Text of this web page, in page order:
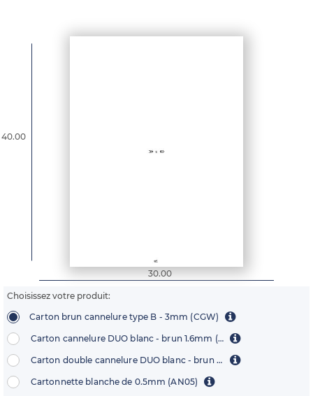
Choisissez votre produit:
Carton brun cannelure type B - 3mm (CGW)
Carton cannelure DUO blanc - brun 1.6mm (BB1500)
Carton double cannelure DUO blanc - brun 2.6mm (CCP4)
Cartonnette blanche de 0.5mm (AN05)
30.00
40.00